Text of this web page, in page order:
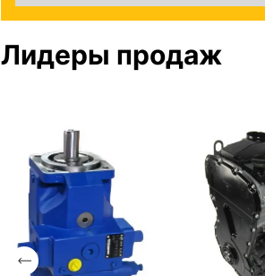
Лидеры продаж